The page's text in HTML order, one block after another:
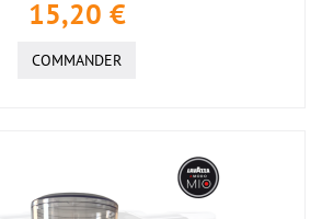
15,20 €
COMMANDER